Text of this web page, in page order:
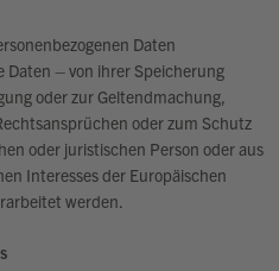
Daten
– von ihrer Speicherung
oder zur Geltendmachung,
oder zum Schutz
oder juristischen Person oder aus
Interesses der Europäischen
werden.